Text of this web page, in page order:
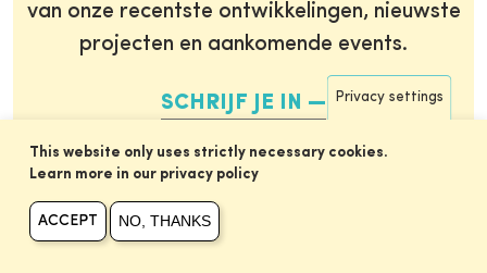
van onze recentste ontwikkelingen, nieuwste
projecten en aankomende events.
SCHRIJF JE IN Privacy settings
This website only uses strictly necessary cookies.
Learn more in our privacy policy
ACCEPT NO, THANKS